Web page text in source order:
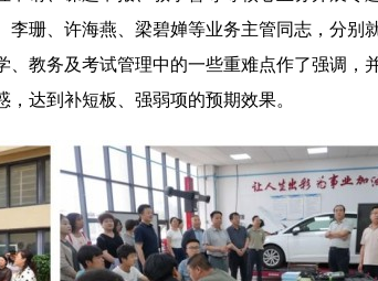
珊、许海燕、梁碧婵等业务主管同志，分别
教务及考试管理中的一些重难点作了强调，
达到补短板、强弱项的预期效果。